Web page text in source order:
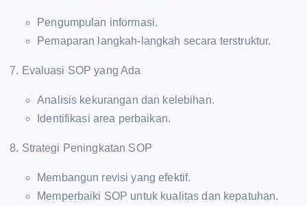
Pengumpulan informasi.
Pemaparan langkah-langkah secara terstruktur.
7. Evaluasi SOP yang Ada
Analisis kekurangan dan kelebihan.
Identifikasi area perbaikan.
8. Strategi Peningkatan SOP
Membangun revisi yang efektif.
Memperbaiki SOP untuk kualitas dan kepatuhan.